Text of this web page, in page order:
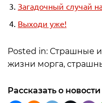
Загадочный случай
Выходи уже!
Posted in: Страшные
жизни морга,
Рассказать о новости